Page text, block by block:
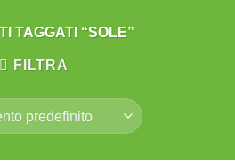
TAGGATI “SOLE”
FILTRA